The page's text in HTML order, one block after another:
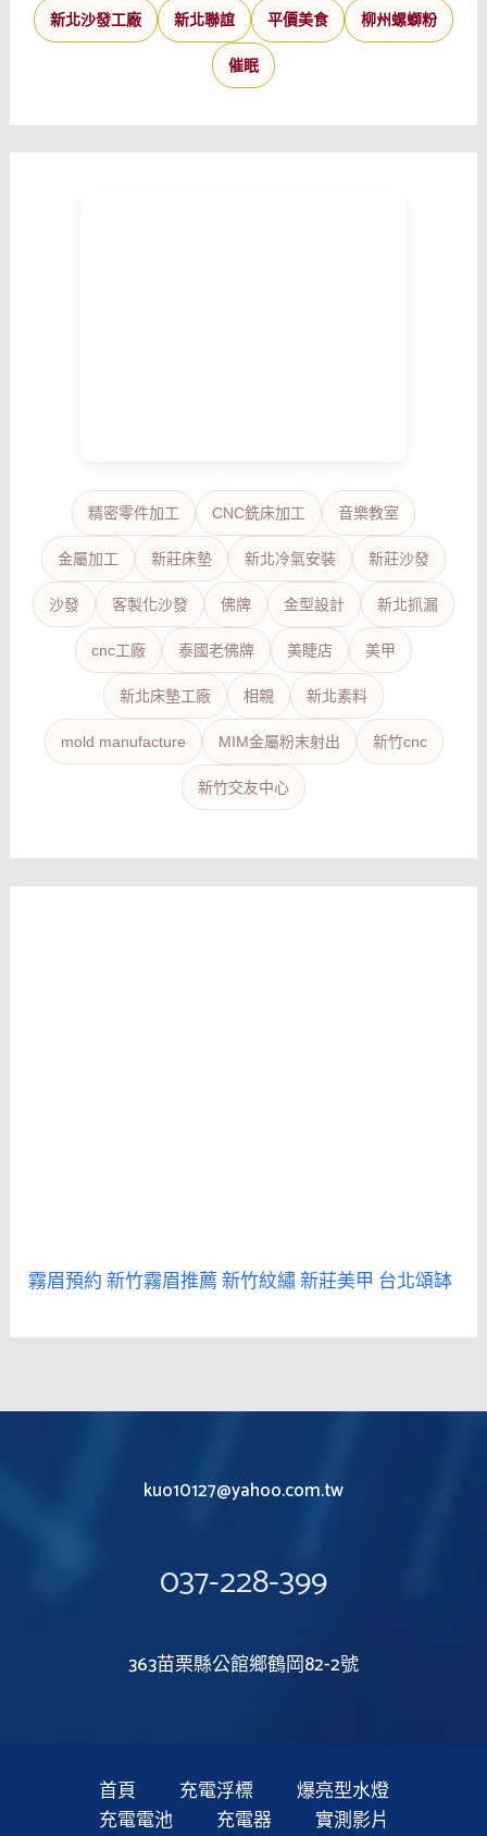
新北沙發工廠 新北聯誼 平價美食 柳州螺螄粉
催眠
精密零件加工 CNC銑床加工 音樂教室
金屬加工 新莊床墊 新北冷氣安裝 新莊沙發
沙發 客製化沙發 佛牌 金型設計 新北抓漏
cnc工廠 泰國老佛牌 美睫店 美甲
新北床墊工廠 相親 新北素料
mold manufacture MIM金屬粉末射出 新竹cnc
新竹交友中心
霧眉預約新竹霧眉推薦新竹紋繡新莊美甲 台北頌缽
kuo10127@yahoo.com.tw
037-228-399
363苗栗縣公館鄉鶴岡82-2號
首頁 充電浮標
爆亮型水燈
充電電池
充電器
實測影片